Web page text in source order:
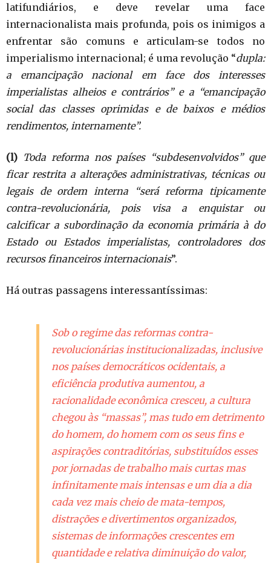
latifundiários, e deve revelar uma face
internacionalista mais profunda, pois os inimigos a
enfrentar são comuns e articulam-se todos no
imperialismo internacional; é uma revolução “dupla:
a emancipação nacional em face dos interesses
imperialistas alheios e contrários” e a “emancipação
social das classes oprimidas e de baixos e médios
rendimentos, internamente”.
(l) Toda reforma nos países “subdesenvolvidos” que
ficar restrita a alterações administrativas, técnicas ou
legais de ordem interna “será reforma tipicamente
contra-revolucionária, pois visa a enquistar ou
calcificar a subordinação da economia primária à do
Estado ou Estados imperialistas, controladores dos
recursos financeiros internacionais”.
Há outras passagens interessantíssimas:
Sob o regime das reformas contra-
revolucionárias institucionalizadas, inclusive
nos países democráticos ocidentais, a
eficiência produtiva aumentou, a
racionalidade econômica cresceu, a cultura
chegou às “massas”, mas tudo em detrimento
do homem, do homem com os seus fins e
aspirações contraditórias, substituídos esses
por jornadas de trabalho mais curtas mas
infinitamente mais intensas e um dia a dia
cada vez mais cheio de mata-tempos,
distrações e divertimentos organizados,
sistemas de informações crescentes em
quantidade e relativa diminuição do valor,